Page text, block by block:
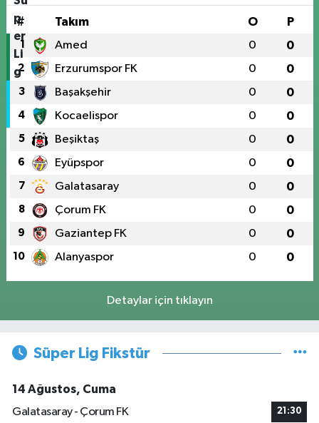
# Takım O P
1 Amed 0 0
2 Erzurumspor FK 0 0
3 Başakşehir 0 0
4 Kocaelispor 0 0
5 Beşiktaş 0 0
6 Eyüpspor 0 0
7 Galatasaray 0 0
8 Çorum FK 0 0
9 Gaziantep FK 0 0
10 Alanyaspor 0 0
Detaylar için tıklayın
Süper Lig Fikstür
14 Ağustos, Cuma
Galatasaray - Çorum FK
21:30